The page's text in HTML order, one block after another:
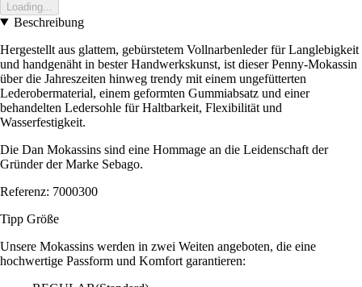
Loading...
Beschreibung
Hergestellt aus glattem, gebürstetem Vollnarbenleder für Langlebigkeit
und handgenäht in bester Handwerkskunst, ist dieser Penny-Mokassin
über die Jahreszeiten hinweg trendy mit einem ungefütterten
Lederobermaterial, einem geformten Gummiabsatz und einer
behandelten Ledersohle für Haltbarkeit, Flexibilität und
Wasserfestigkeit.
Die Dan Mokassins sind eine Hommage an die Leidenschaft der
Gründer der Marke Sebago.
Referenz: 7000300
Tipp Größe
Unsere Mokassins werden in zwei Weiten angeboten, die eine
hochwertige Passform und Komfort garantieren: